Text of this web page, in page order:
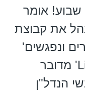
שבוע! אומר
את קבוצת
ונפגשים'
ומפיק את הכנס 'הזירה Live' מדובר
הנדל"ן